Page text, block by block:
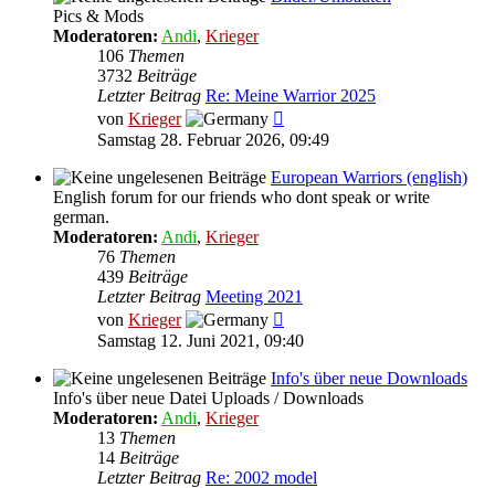
Pics & Mods
Moderatoren: Andi, Krieger
106 Themen
3732 Beiträge
Letzter Beitrag Re: Meine Warrior 2025
von Krieger
Beitrag
Samstag 28. Februar 2026, 09:49
European Warriors (english)
English forum for our friends who dont speak or write
german.
Moderatoren: Andi, Krieger
76 Themen
439 Beiträge
Letzter Beitrag Meeting 2021
von Krieger
Beitrag
Samstag 12. Juni 2021, 09:40
Info's über neue Downloads
Info's über neue Datei Uploads / Downloads
Moderatoren: Andi, Krieger
13 Themen
14 Beiträge
Letzter Beitrag Re: 2002 model